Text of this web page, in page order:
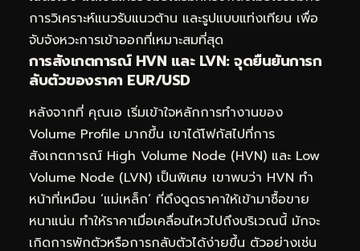
การวิเคราะห์แนวรับแนวต้าน และรูปแบบแท่งเทียน เพื่อ
จับจังหวะการเข้าออกที่เหมาะสมที่สุด
การสังเกตการณ์ HVN และ LVN: จุดยืนยันการก
ลับตัวของราคา EUR/USD
หลังจากที่ คุณเอ เริ่มเข้าใจหลักการทำงานของ
Volume Profile มากขึ้น เขาได้โฟกัสไปที่การ
สังเกตการณ์ High Volume Node (HVN) และ Low
Volume Node (LVN) เป็นพิเศษ เขาพบว่า HVN ทำ
หน้าที่เหมือน ‘แม่เหล็ก’ ที่ดึงดูดราคาให้เข้ามาซื้อขาย
หนาแน่น ทำให้ราคาเมื่อเคลื่อนไหวไปถึงบริเวณนี้ มักจะ
เกิดการพักตัวหรือการกลับตัวได้ง่ายขึ้น ตัวอย่างเช่น